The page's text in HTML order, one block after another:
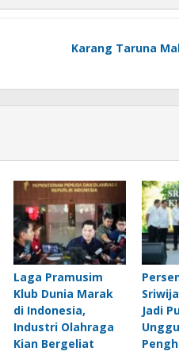
Karang Taruna
Laga Pramusim
Klub Dunia Marak
di Indonesia,
Industri Olahraga
Kian Bergeliat
Jadi